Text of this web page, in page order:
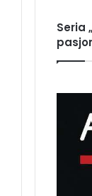
Seria